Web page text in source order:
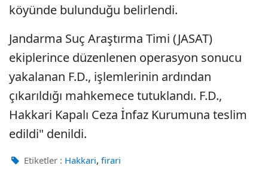
köyünde bulunduğu belirlendi.
Jandarma Suç Araştırma Timi (JASAT)
ekiplerince düzenlenen operasyon sonucu
yakalanan F.D., işlemlerinin ardından
çıkarıldığı mahkemece tutuklandı. F.D.,
Hakkari Kapalı Ceza İnfaz Kurumuna teslim
edildi" denildi.
Etiketler : Hakkari, firari